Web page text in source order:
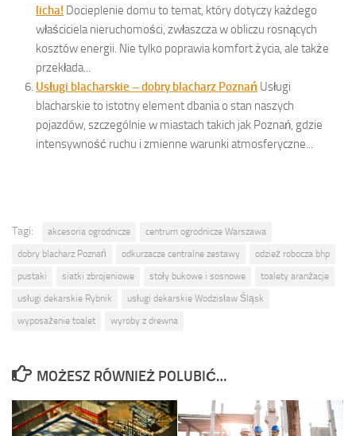
licha! Docieplenie domu to temat, który dotyczy każdego
właściciela nieruchomości, zwłaszcza w obliczu rosnących
kosztów energii. Nie tylko poprawia komfort życia, ale także
przekłada...
Usługi blacharskie – dobry blacharz Poznań Usługi
blacharskie to istotny element dbania o stan naszych
pojazdów, szczególnie w miastach takich jak Poznań, gdzie
intensywność ruchu i zmienne warunki atmosferyczne...
Tagi: akcesoria ogrodnicze
centrum ogrodnicze Warszawa
dobry blacharz Poznań
odkurzacze centralne zestawy
odzież robocza bhp
pustaki
siatki zbrojeniowe stoły bukowe i sosnowe
toalety aranżacje
usługi dekarskie Rybnik
usługi dekarskie Wodzisław Śląsk
wyposażenie toalet
wyroby z drewna
MOŻESZ RÓWNIEŻ POLUBIĆ…